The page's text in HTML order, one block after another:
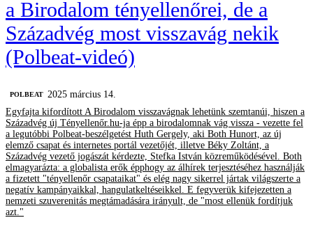
a Birodalom tényellenőrei, de a
Századvég most visszavág nekik
(Polbeat-videó)
‎POLBEAT
2025 március 14.
Egyfajta kifordított A Birodalom visszavágnak lehetünk szemtanúi, hiszen a
Századvég új Tényellenőr.hu-ja épp a birodalomnak vág vissza - vezette fel
a legutóbbi Polbeat-beszélgetést Huth Gergely, aki Both Hunort, az új
elemző csapat és internetes portál vezetőjét, illetve Béky Zoltánt, a
Századvég vezető jogászát kérdezte, Stefka István közreműködésével. Both
elmagyarázta: a globalista erők épphogy az álhírek terjesztéséhez használják
a fizetett "tényellenőr csapataikat" és elég nagy sikerrel jártak világszerte a
negatív kampányaikkal, hangulatkeltéseikkel. E fegyverük kifejezetten a
nemzeti szuverenitás megtámadására irányult, de "most ellenük fordítjuk
azt."